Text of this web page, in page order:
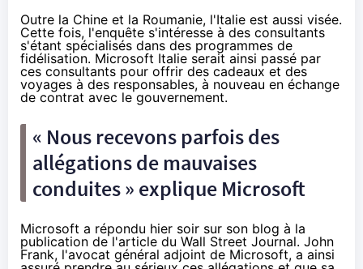
Outre la Chine et la Roumanie, l'Italie est aussi visée.
Cette fois, l'enquête s'intéresse à des consultants
s'étant spécialisés dans des programmes de
fidélisation. Microsoft Italie serait ainsi passé par
ces consultants pour offrir des cadeaux et des
voyages à des responsables, à nouveau en échange
de contrat avec le gouvernement.
« Nous recevons parfois des
allégations de mauvaises
conduites » explique Microsoft
Microsoft a répondu hier soir sur son blog à la
publication de l'article du Wall Street Journal. John
Frank, l'avocat général adjoint de Microsoft, a ainsi